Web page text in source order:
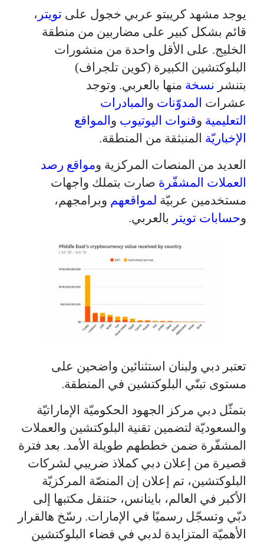
يوجد مشهد كريبتو عربي خجول على تويتر ،
قائم بشكل كبير على مضاربين من منطقة
الخليج. على الأقل واحدة من منشورات
البلوكتشين الكبيرة (كوين تلجراف)
بتنشر نسخة منها بالعربي. وتوجد
عشرات المدوّنات و المبادرات
التعليمية وقنوات اليوتيوب و المواقع
الإخباريّة المنبثقة من المنطقة.
العديد من المنصات المركزية ومواقع رصد
العملات المشفّرة صارت بتملك واجهات
مستخدمين عربيّة لمواقعهم وبرامجهم،
وحسابات تويتر بالعربي.
تعتبر دبي ولبنان استثنائين واضحين على
مستوى تبنّي البلوكتشين في المنطقة.
بتمثّل دبي مركز الجهود الحكوميّة الإماراتيّة
والسعوديّة لتضمين تقنية البلوكتشين والعملات
المشفّرة ضمن خططهم طويلة الأمد. بعد فترة
قصيرة من إعلان دبي كملاذ ضريبي لشركات
البلوكتشين، تم إعلان إن المنصّة المركزيّة
الأكبر في العالم، باينانس، حتنقل مكتبها إلى
دبّي وتسجّل رسميًا في الإمارات. رسّخ هالقرار
الأهميّة المتزايدة لدبي في فضاء البلوكتشين